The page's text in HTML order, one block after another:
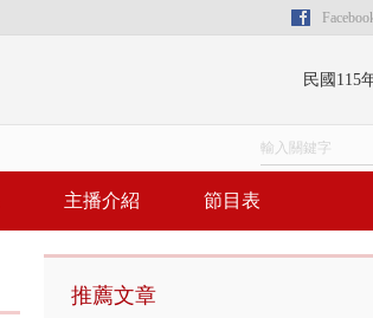
民國115
主播介紹 節目表
推薦文章